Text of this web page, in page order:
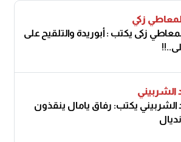
زكي
زكى يكتب : أبوريدة والتلقيح على
الشربيني
الشربيني يكتب: رفاق يامال ينقذون